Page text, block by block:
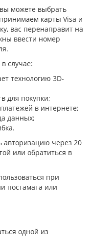
можете выбрать
карты Visa и
вас перенаправит на
ввести номер
случае:
технологию 3D-
для покупки;
в интернете;
данных;
авторизацию через 20
или обратиться в
при
постамата или
одной из